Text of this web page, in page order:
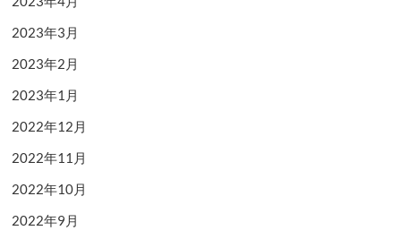
2023年3月
2023年2月
2023年1月
2022年12月
2022年11月
2022年10月
2022年9月